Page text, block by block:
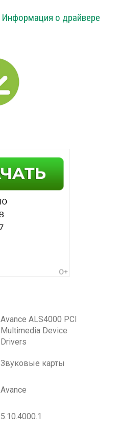
Информация о драйвере
Avance ALS4000 PCI
Multimedia Device
Drivers
Звуковые карты
Avance
5.10.4000.1